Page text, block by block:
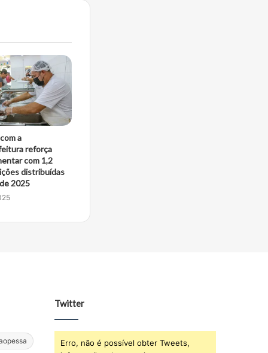
a
reforça
com 1,2
distribuídas
2025
Twitter
Erro, não é possível obter Tweets,